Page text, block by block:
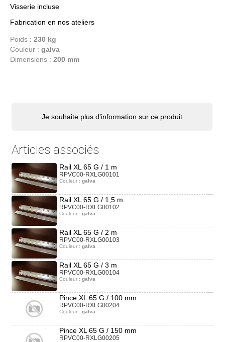
Visserie incluse
Fabrication en nos ateliers
Poids : 230 kg
Couleur : galva
Dimensions : 200 mm
Je souhaite plus d'information sur ce produit
Articles associés
Rail XL 65 G / 1 m
RPVC00-RXLG00101
Couleur : galva
Rail XL 65 G / 1,5 m
RPVC00-RXLG00102
Couleur : galva
Rail XL 65 G / 2 m
RPVC00-RXLG00103
Couleur : galva
Rail XL 65 G / 3 m
RPVC00-RXLG00104
Couleur : galva
Pince XL 65 G / 100 mm
RPVC00-RXLG00204
Couleur : galva
Pince XL 65 G / 150 mm
RPVC00-RXLG00205